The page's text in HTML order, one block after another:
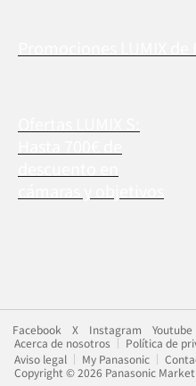
Facebook X Instagram
Youtube
Acerca de nosotros
Política de
Aviso legal
My Panasonic
Copyright © 2026 Panasonic